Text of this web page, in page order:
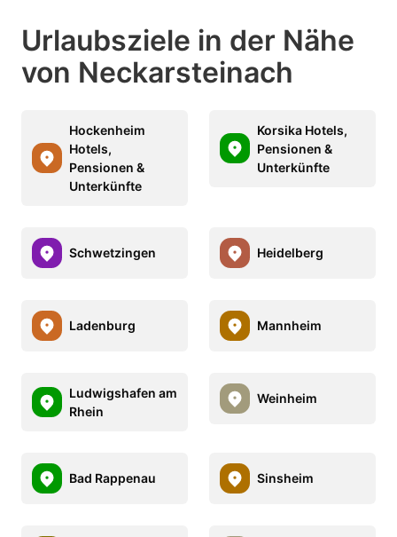
Urlaubsziele in der Nähe
von Neckarsteinach
Hockenheim
Hotels,
Pensionen &
Unterkünfte
Korsika Hotels,
Pensionen &
Unterkünfte
Schwetzingen Heidelberg
Ladenburg Mannheim
Ludwigshafen am
Rhein
Weinheim
Bad Rappenau Sinsheim